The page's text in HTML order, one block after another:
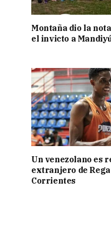
Montaña dio la
el invicto a
Un venezolano es
extranjero de
Corrientes